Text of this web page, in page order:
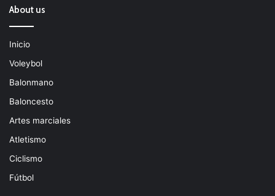
About us
Inicio
Voleybol
Balonmano
Baloncesto
Artes marciales
Atletismo
Ciclismo
Fútbol